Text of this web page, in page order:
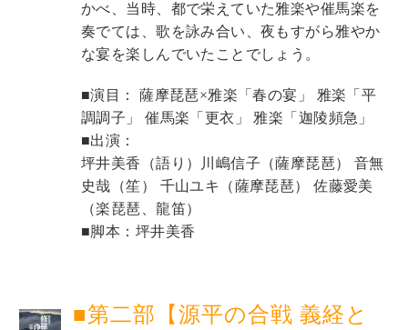
かべ、当時、都で栄えていた雅楽や催馬楽を
奏でては、歌を詠み合い、夜もすがら雅やか
な宴を楽しんでいたことでしょう。
■演目： 薩摩琵琶×雅楽「春の宴」 雅楽「平
調調子」 催馬楽「更衣」 雅楽「迦陵頻急」
■出演：
坪井美香（語り） 川嶋信子（薩摩琵琶） 音無
史哉（笙） 千山ユキ（薩摩琵琶） 佐藤愛美
（楽琵琶、龍笛）
■脚本： 坪井美香
■第二部【源平の合戦 義経と